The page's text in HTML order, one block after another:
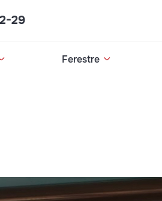
29
Ferestre